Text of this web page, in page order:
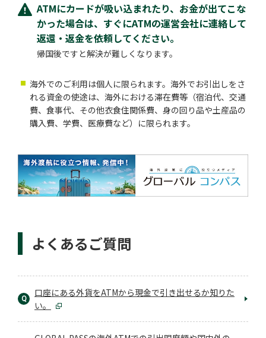
ATMにカードが吸い込まれたり、お金が出てこな
かった場合は、すぐにATMの運営会社に連絡して
返還・返金を依頼してください。
帰国後ですと解決が難しくなります。
海外でのご利用は個人に限られます。海外でお引出しをさ
れる資金の使途は、海外における滞在費等（宿泊代、交通
費、食事代、その他衣食住関係費、身の回り品や土産品の
購入費、学費、医療費など）に限られます。
よくあるご質問
Q
口座にある外貨をATMから現金で引き出せるか知りた
い。